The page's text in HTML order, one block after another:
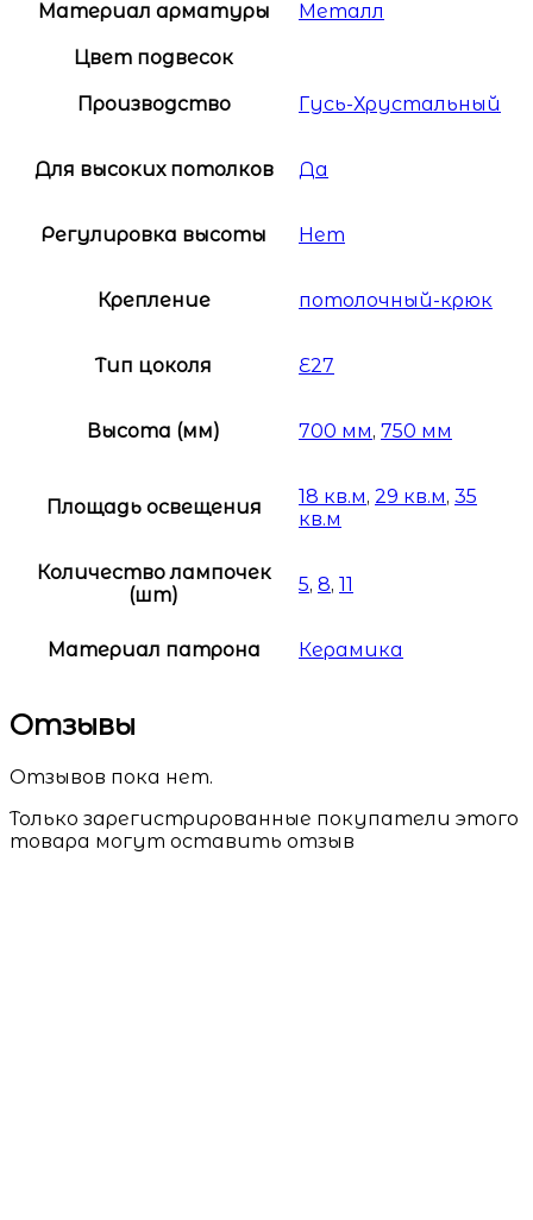
Материал арматуры Металл
Цвет подвесок
Производство Гусь-Хрустальный
Для высоких потолков Да
Регулировка высоты Нет
Крепление потолочный-крюк
Тип цоколя E27
Высота (мм) 700 мм, 750 мм
Площадь освещения 18 кв.м, 29 кв.м, 35
кв.м
Количество лампочек
(шт)
5, 8, 11
Материал патрона Керамика
Отзывы
Отзывов пока нет.
Только зарегистрированные покупатели этого
товара могут оставить отзыв